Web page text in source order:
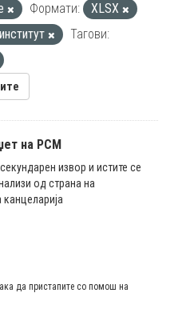
Формати:
XLSX
Тагови:
на РСМ
извор и истите се
од страна на
да пристапите со помош на